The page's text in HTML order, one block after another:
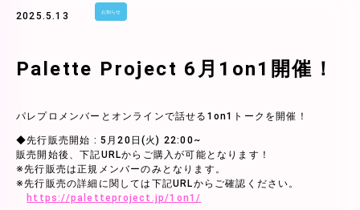
2025.5.13 お知らせ
Palette Project 6月1on1開催！
パレプロメンバーとオンラインで話せる1on1トークを開催！
◆先行販売開始 : 5月20日(火) 22:00~
販売開始後、下記URLからご購入が可能となります！
※先行販売は正規メンバーのみとなります。
※先行販売の詳細に関しては下記URLからご確認ください。
https://paletteproject.jp/1on1/